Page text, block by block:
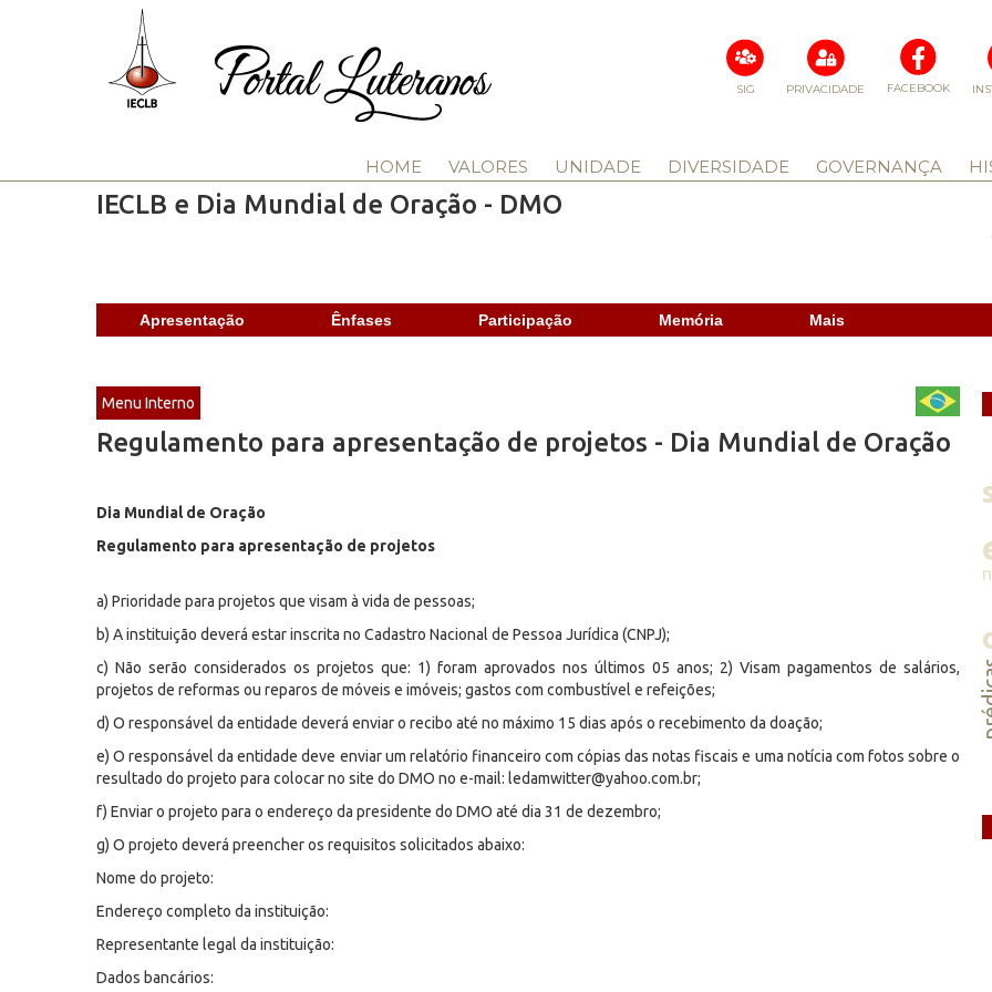
FACEBOOK
PRIVACIDADE
SIG
HOME VALORES UNIDADE DIVERSIDADE GOVERNANÇA
IECLB e Dia Mundial de Oração - DMO
Apresentação Ênfases Participação Memória Mais
Menu Interno
Regulamento para apresentação de projetos - Dia Mundial de Oração
Dia Mundial de Oração
Regulamento para apresentação de projetos
a) Prioridade para projetos que visam à vida de pessoas;
b) A instituição deverá estar inscrita no Cadastro Nacional de Pessoa Jurídica (CNPJ);
c) Não serão considerados os projetos que: 1) foram aprovados nos últimos 05 anos; 2) Visam pagamentos de salários,
projetos de reformas ou reparos de móveis e imóveis; gastos com combustível e refeições;
d) O responsável da entidade deverá enviar o recibo até no máximo 15 dias após o recebimento da doação;
e) O responsável da entidade deve enviar um relatório financeiro com cópias das notas fiscais e uma notícia com fotos sobre o
resultado do projeto para colocar no site do DMO no e-mail: ledamwitter@yahoo.com.br;
f) Enviar o projeto para o endereço da presidente do DMO até dia 31 de dezembro;
g) O projeto deverá preencher os requisitos solicitados abaixo:
Nome do projeto:
Endereço completo da instituição:
Representante legal da instituição:
Dados bancários: